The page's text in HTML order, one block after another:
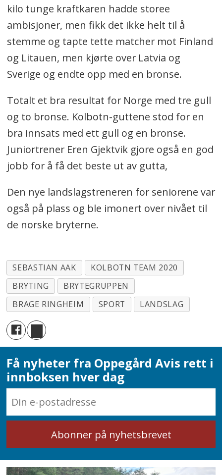
kilo tunge kraftkaren hadde storee
ambisjoner, men fikk det ikke helt til å
stemme og tapte tette matcher mot Finland
og Litauen, men kjørte over Latvia og
Sverige og endte opp med en bronse.
Totalt et bra resultat for Norge med tre gull
og to bronse. Kolbotn-guttene stod for en
bra innsats med ett gull og en bronse.
Juniortrener Eren Gjektvik gjore også en god
jobb for å få det beste ut av gutta,
Den nye landslagstreneren for seniorene var
også på plass og ble imonert over nivået til
de norske bryterne.
SEBASTIAN AAK
KOLBOTN TEAM 2020
BRYTING
BRYTEGRUPPEN
BRAGE RINGHEIM
SPORT LANDSLAG
Få nyheter fra Oppegård Avis rett i
innboksen hver dag